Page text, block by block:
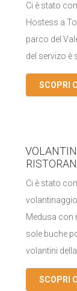
Ci è stato
Hostess a
parco del
del servizo è
SCOPRI
Ci è stato
Medusa con
sole buche
volantini
SCOPRI